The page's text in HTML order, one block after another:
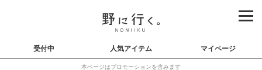
受付中 人気アイテム マイページ
本ページはプロモーションを含みます